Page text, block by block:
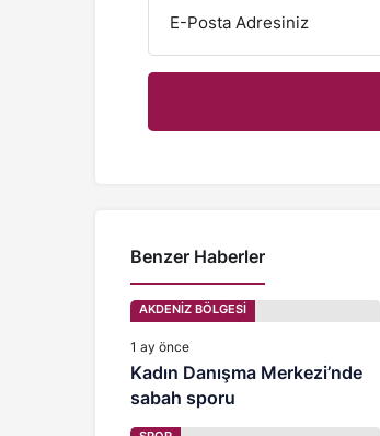
E-Posta Adresiniz
Benzer Haberler
AKDENİZ BÖLGESİ
1 ay önce
Kadın Danışma Merkezi’nde
sabah sporu